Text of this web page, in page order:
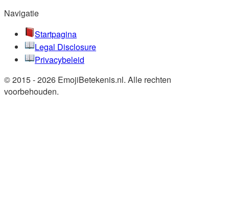
Navigatie
Startpagina
Legal Disclosure
Privacybeleid
© 2015 - 2026 EmojiBetekenis.nl. Alle rechten
voorbehouden.